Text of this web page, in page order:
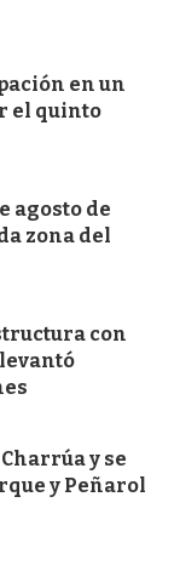
en un
el quinto
agosto de
zona del
con
y se
y Peñarol